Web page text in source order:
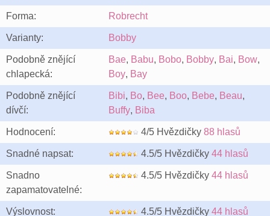
Forma: Robrecht
Varianty: Bobby
Podobně znějící
chlapecká:
Bae, Babu, Bobo, Bobby, Bai, Bow,
Boy, Bay
Podobně znějící
dívčí:
Bibi, Bo, Bee, Boo, Bebe, Beau,
Buffy, Biba
Hodnocení: 4/5 Hvězdičky 88 hlasů
Snadné napsat: 4.5/5 Hvězdičky 44 hlasů
Snadno
zapamatovatelné:
4.5/5 Hvězdičky 44 hlasů
Výslovnost: 4.5/5 Hvězdičky 44 hlasů